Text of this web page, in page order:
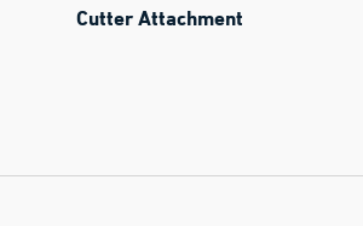
Cutter Attachment